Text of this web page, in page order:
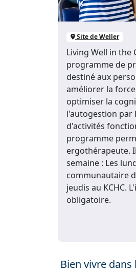
Site de Weller
Living Well in the
programme de
destiné aux
améliorer la
optimiser la
l'autogestion par
d'activités
programme
ergothérapeute.
semaine : Les
communautaire
jeudis au KCHC.
obligatoire.
Bien vivre